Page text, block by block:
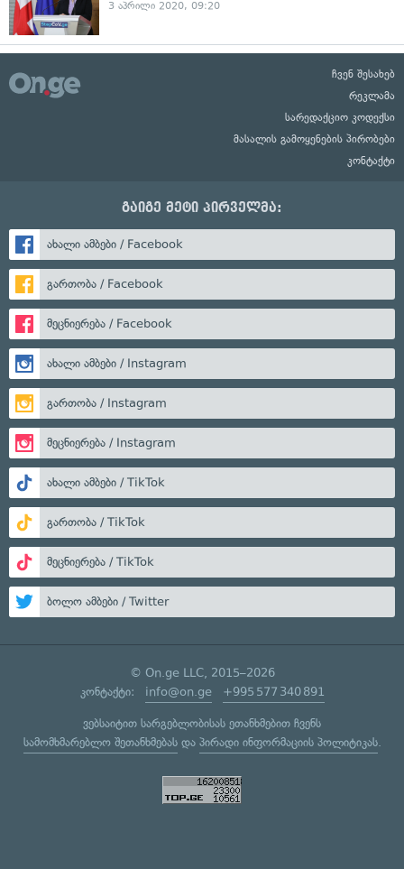
3 აპრილი 2020, 09:20
ჩვენ შესახებ
რეკლამა
სარედაქციო კოდექსი
მასალის გამოყენების პირობები
კონტაქტი
გაიგე მეტი პირველმა:
ახალი ამბები / Facebook
გართობა / Facebook
მეცნიერება / Facebook
ახალი ამბები / Instagram
გართობა / Instagram
მეცნიერება / Instagram
ახალი ამბები / TikTok
გართობა / TikTok
მეცნიერება / TikTok
ბოლო ამბები / Twitter
© On.ge LLC, 2015–2026
კონტაქტი: info@on.ge +995 577 340 891
ვებსაიტით სარგებლობისას ეთანხმებით ჩვენს
სამომხმარებლო შეთანხმებასდა პირადი ინფორმაციის პოლიტიკას.